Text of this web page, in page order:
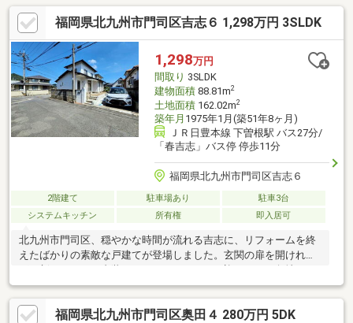
り♪・住み替え先を探しながら、ご自宅の売却が並行して行えま
す！・もちろん査定も無料です♪【ライフスタイルに合わせた物件
探し】・土日祝/18時以降/1件～複数件のご内覧も大歓迎・ご自宅
等への送迎も可能です！・当社未掲載物件もご案内できます♪
福岡県北九州市門司区吉志６ 1,298万円 3SLDK
1,298万円
間取り 3SLDK
建物面積88.81m2
土地面積162.02m2
築年月 1975年1月(築51年8ヶ月)
ＪＲ日豊本線 下曽根駅 バス27分/
「春吉志」バス停 停歩11分
福岡県北九州市門司区吉志６
2階建て 駐車場あり
駐車3台
システムキッチン
所有権 即入居可
北九州市門司区、穏やかな時間が流れる吉志に、リフォームを終
えたばかりの素敵な戸建てが登場しました。玄関の扉を開けれ
で陽当たりも良好。リビングに差し込む光は、家族の笑顔をさら
に輝かせてくれるでしょう。駅や商業施設からは少し離れていま
すが、だからこそ得られる静けさと、広々とした道路は、車を愛
福岡県北九州市門司区奥田４ 280万円 5DK